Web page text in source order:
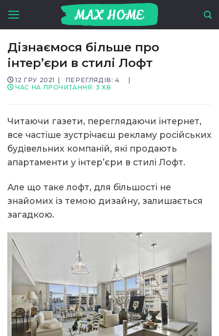
to
Дізнаємося більше про
інтер’єри в стилі Лофт
12 ГРУ 2021 ПЕРЕГЛЯДІВ: 4
ЧАС НА ПРОЧИТАННЯ: 3 ХВ
Читаючи газети, переглядаючи інтернет,
все частіше зустрічаєш рекламу російських
будівельних компаній, які продають
апартаменти у інтер’єри в стилі Лофт.
Але що таке лофт, для більшості не
знайомих із темою дизайну, залишається
загадкою.